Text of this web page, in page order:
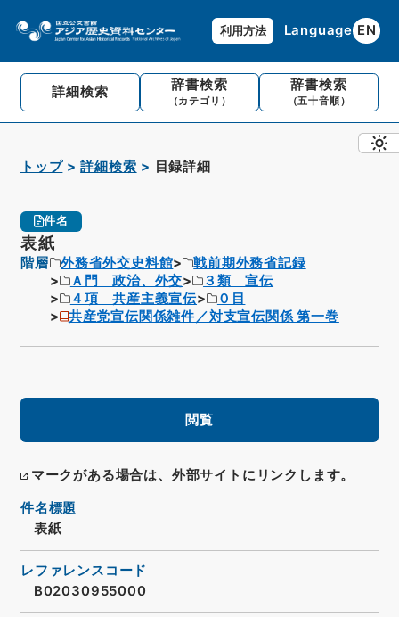
利用方法 Language EN
詳細検索 辞書検索
（カテゴリ）
辞書検索
（五十音順）
トップ 詳細検索 目録詳細
件名
表紙
階層 外務省外交史料館
戦前期外務省記録
Ａ門 政治、外交
３類 宣伝
４項 共産主義宣伝
０目
共産党宣伝関係雑件／対支宣伝関係 第一巻
閲覧
マークがある場合は、外部サイトにリンクします。
件名標題
表紙
レファレンスコード
B02030955000